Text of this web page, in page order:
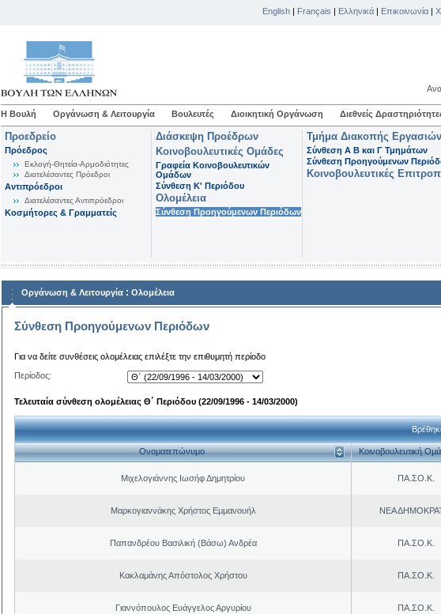
English | Français | Ελληνικά | Επικοινωνία |
Η Βουλή Οργάνωση & Λειτουργία Βουλευτές Διοικητική Οργάνωση Διεθνείς
Προεδρείο
Πρόεδρος
Εκλογή-Θητεία-Αρμοδιότητες
Διατελέσαντες Πρόεδροι
Αντιπρόεδροι
Διατελέσαντες Αντιπρόεδροι
Κοσμήτορες & Γραμματείς
Διάσκεψη Προέδρων
Κοινοβουλευτικές Ομάδες
Γραφεία Κοινοβουλευτικών
Ομάδων
Σύνθεση K' Περιόδου
Ολομέλεια
Σύνθεση Προηγούμενων Περιόδων
Τμήμα Διακοπής Εργασιών
Σύνθεση Α Β και Γ Τμημάτων
Σύνθεση Προηγούμενων
Κοινοβουλευτικές
Οργάνωση & Λειτουργία : Ολομέλεια
Σύνθεση Προηγούμενων Περιόδων
Για να δείτε συνθέσεις ολομέλειας επιλέξτε την επιθυμητή περίοδο
Περίοδος:
Τελευταία σύνθεση ολομέλειας Θ΄ Περιόδου (22/09/1996 - 14/03/2000)
Ονοματεπώνυμο Κοινοβουλευτική
Μιχελογιάννης Ιωσήφ Δημητρίου ΠΑ.ΣΟ.Κ.
Μαρκογιαννάκης Χρήστος Εμμανουήλ ΝΕΑ
Παπανδρέου Βασιλική (Βάσω) Ανδρέα ΠΑ.ΣΟ.Κ.
Κακλαμάνης Απόστολος Χρήστου ΠΑ.ΣΟ.Κ.
Γιαννόπουλος Ευάγγελος Αργυρίου ΠΑ.ΣΟ.Κ.